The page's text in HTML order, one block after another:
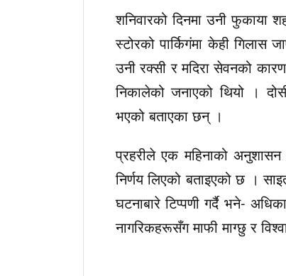
शनिवारको दिनमा उनी फुकाया
स्टोरको पार्किगंमा केही
उनी रक्सी र मदिरा सेवनको
निकालेको जनाएको थियो ।
भएको बताएका छन् ।
प्रहरीले एक महिनाको अनुशासन
निर्णय लिएको बताइएको छ ।
घटनाबारे टिप्पणी गर्दै भने-
नागरिकहरूसँग माफी माग्छु र